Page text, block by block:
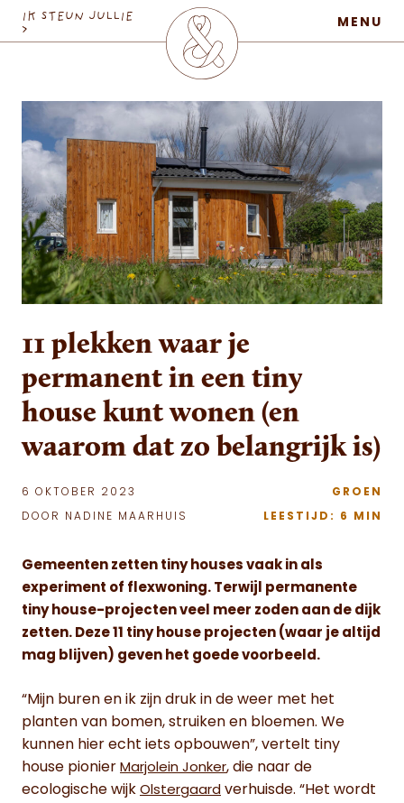
MaatschapWij
MENU
IK STEUN JULLIE
>
11 plekken waar je
permanent in een tiny
house kunt wonen (en
waarom dat zo belangrijk is)
6 OKTOBER 2023
DOOR NADINE MAARHUIS
GROEN
LEESTIJD: 6 MIN
Gemeenten zetten tiny houses vaak in als
experiment of flexwoning. Terwijl permanente
tiny house-projecten veel meer zoden aan de dijk
zetten. Deze 11 tiny house projecten (waar je altijd
mag blijven) geven het goede voorbeeld.
“Mijn buren en ik zijn druk in de weer met het
planten van bomen, struiken en bloemen. We
kunnen hier echt iets opbouwen”, vertelt tiny
house pionier Marjolein Jonker, die naar de
ecologische wijk Olstergaard verhuisde. “Het wordt